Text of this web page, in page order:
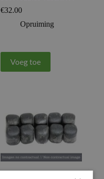
€32.00
Opruiming
Voeg toe